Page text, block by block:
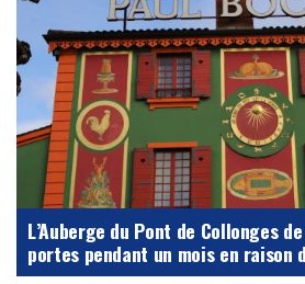
L’Auberge du Pont de Collonges
portes pendant un mois en raison